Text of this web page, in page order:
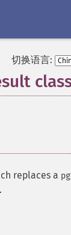
切换语言:
replaces a